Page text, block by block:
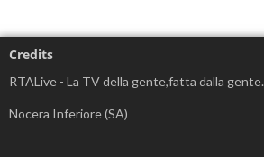
Credits
RTALive - La TV della gente,fatta dalla gente.
Nocera Inferiore (SA)